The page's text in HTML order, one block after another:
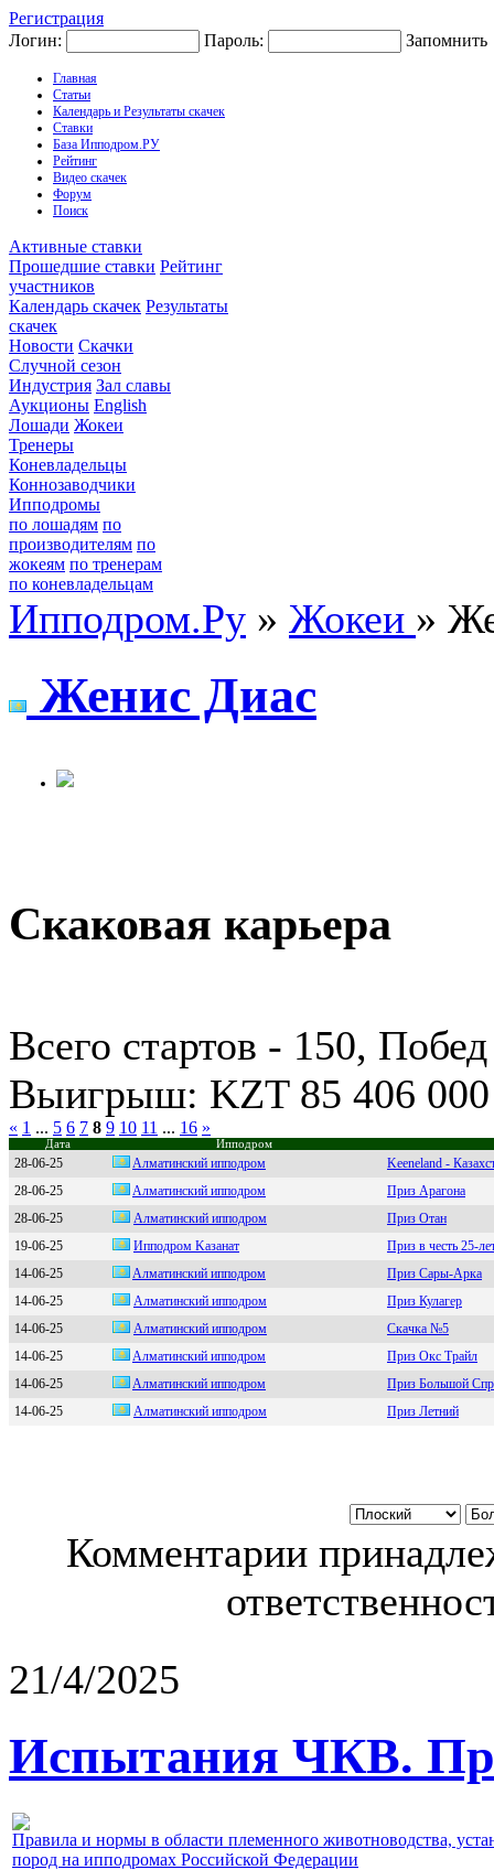
Регистрация
Логин:
Пароль: Запомнить
Главная
Статьи
Календарь и Результаты скачек
Ставки
База Ипподром.РУ
Рейтинг
Видео скачек
Форум
Поиск
Активные ставки
Прошедшие ставки Рейтинг
участников
Календарь скачек Результаты
скачек
Новости Скачки
Случной сезон
Индустрия Зал славы
Аукционы English
Лошади Жокеи
Тренеры
Коневладельцы
Коннозаводчики
Ипподромы
по лошадям по
производителям по
жокеям по тренерам
по коневладельцам
Ипподром.Ру » Жокеи »
Жениc Диac
Скаковая карьера
Всего стартов - 150,
Выигрыш: KZT 85 406
« 1 ... 5 6 7 8 9 10 11 ... 16 »
Дата Ипподром
28-06-25 Aлмaтинcкий иппoдрoм
Keeneland -
28-06-25
Aлматинский ипподром
Приз Арагона
28-06-25
Алматинский иппoдpoм
Приз Отан
19-06-25
Ипподром Kазанат
Приз в честь 25-
14-06-25
Aлмaтинcкий иппoдpoм
Приз Сары-Арка
14-06-25
Алмaтинский иппoдpoм
Приз Кулагер
14-06-25
Алмaтинский иппoдpoм
Скачка №5
14-06-25
Aлмaтинcкий ипподpом
Приз Окс Трайл
14-06-25
Aлмaтинcкий ипподpом
Приз Большой
14-06-25
Алмaтинский ипподpом Приз Летний
Комментарии
21/4/2025
Испытания ЧКВ.
Правила и нормы в области племенного животноводства,
пород на ипподромах Российской Федерации